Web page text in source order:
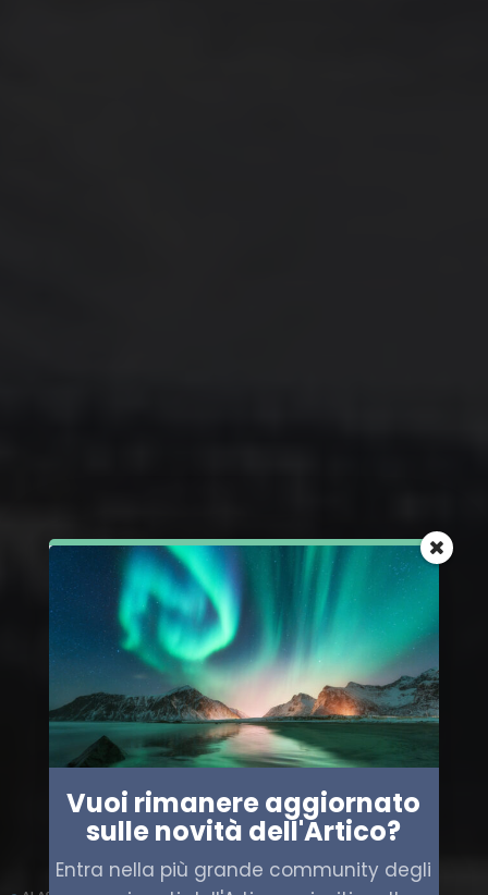
Vuoi rimanere aggiornato
sulle novità dell'Artico?
Entra nella più grande community degli